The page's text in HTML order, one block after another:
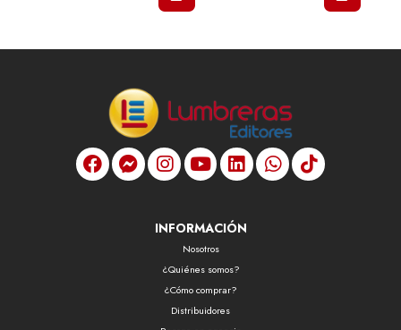
INFORMACIÓN
Nosotros
¿Quiénes somos?
¿Cómo comprar?
Distribuidores